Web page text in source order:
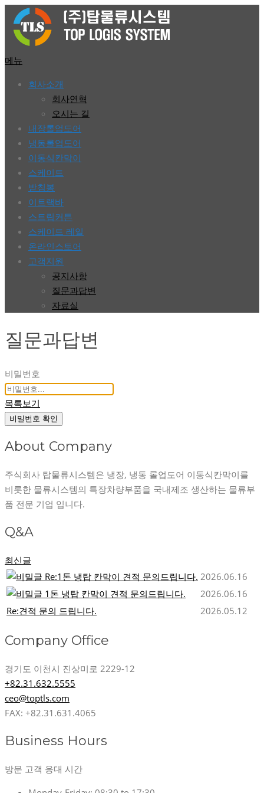
로
메뉴
회사소개
회사연혁
오시는 길
내장롤업도어
냉동롤업도어
이동식칸막이
스케이트
받침봉
이트랙바
스트립커튼
스케이트 레일
온라인스토어
고객지원
공지사항
질문과답변
자료실
질문과답변
비밀번호
목록보기
비밀번호 확인
About Company
주식회사 탑물류시스템은 냉장, 냉동 롤업도어 이동식칸막이를
비롯한 물류시스템의 특장차량부품을 국내제조 생산하는 물류부
품 전문 기업 입니다.
Q&A
최신글
Re:1톤 냉탑 칸막이 견적 문의드립니다. 2026.06.16
1톤 냉탑 칸막이 견적 문의드립니다.
2026.06.16
Re:견적 문의 드립니다.
2026.05.12
Company Office
경기도 이천시 진상미로 2229-12
+82.31.632.5555
ceo@toptls.com
FAX: +82.31.631.4065
Business Hours
방문 고객 응대 시간